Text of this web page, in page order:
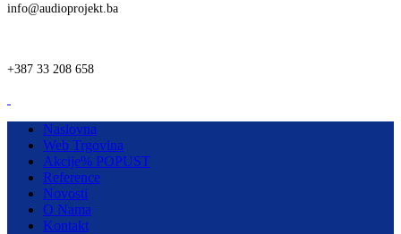
info@audioprojekt.ba
+387 33 208 658
Naslovna
Web Trgovina
Akcije% POPUST
Reference
Novosti
O Nama
Kontakt